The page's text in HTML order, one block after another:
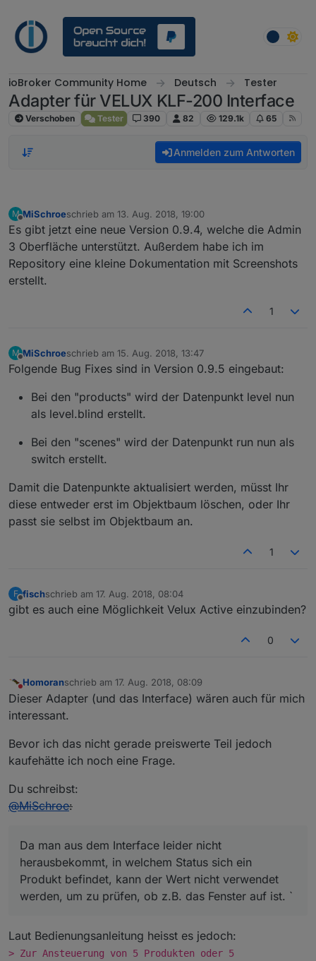
ioBroker Community Home Deutsch Tester
Adapter für VELUX KLF-200 Interface
Verschoben Tester 390 82 129.1k 65
Anmelden zum Antworten
M
Offline
MiSchroeschrieb am 13. Aug. 2018, 19:00
zuletzt editiert von
Es gibt jetzt eine neue Version 0.9.4, welche die Admin
3 Oberfläche unterstützt. Außerdem habe ich im
Repository eine kleine Dokumentation mit Screenshots
erstellt.
1
M
Offline
MiSchroeschrieb am 15. Aug. 2018, 13:47
zuletzt editiert von
Folgende Bug Fixes sind in Version 0.9.5 eingebaut:
Bei den "products" wird der Datenpunkt level nun
als level.blind erstellt.
Bei den "scenes" wird der Datenpunkt run nun als
switch erstellt.
Damit die Datenpunkte aktualisiert werden, müsst Ihr
diese entweder erst im Objektbaum löschen, oder Ihr
passt sie selbst im Objektbaum an.
1
F
Offline
fischschrieb am 17. Aug. 2018, 08:04
zuletzt editiert von
gibt es auch eine Möglichkeit Velux Active einzubinden?
0
Nicht stören
Homoranschrieb am 17. Aug. 2018, 08:09
zuletzt editiert von
Dieser Adapter (und das Interface) wären auch für mich
interessant.
Bevor ich das nicht gerade preiswerte Teil jedoch
kaufehätte ich noch eine Frage.
Du schreibst:
@MiSchroe:
Da man aus dem Interface leider nicht
herausbekommt, in welchem Status sich ein
Produkt befindet, kann der Wert nicht verwendet
werden, um zu prüfen, ob z.B. das Fenster auf ist. `
Laut Bedienungsanleitung heisst es jedoch:
> Zur Ansteuerung von 5 Produkten oder 5